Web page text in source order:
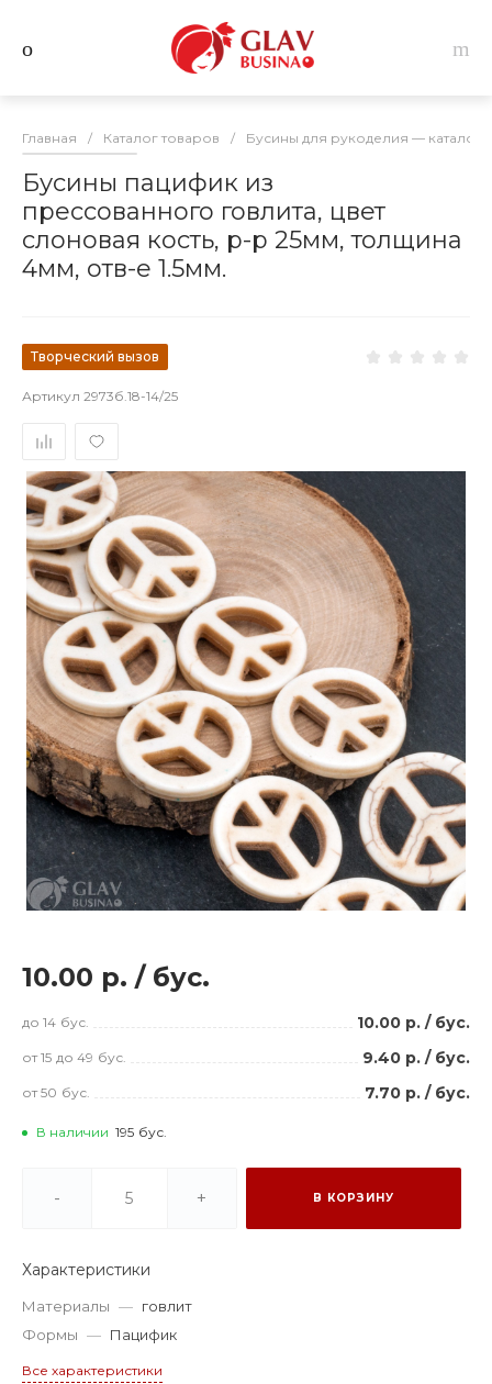
Главная / Каталог товаров / Бусины для рукоделия — каталог
Бусины пацифик из
прессованного говлита, цвет
слоновая кость, р-р 25мм, толщина
4мм, отв-е 1.5мм.
Творческий вызов
Артикул 2973б.18-14/25
10.00 р. / бус.
до 14 бус. 10.00 р. / бус.
от 15 до 49 бус. 9.40 р. / бус.
от 50 бус. 7.70 р. / бус.
В наличии 195 бус.
- + В КОРЗИНУ
Характеристики
Материалы — говлит
Формы — Пацифик
Все характеристики